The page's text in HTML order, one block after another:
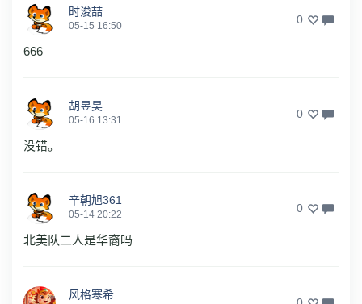
时浚喆
05-15 16:50 0
666
胡昱昊
05-16 13:31 0
没错。
辛朝旭361
05-14 20:22 0
北美队二人是华裔吗
风格寒希